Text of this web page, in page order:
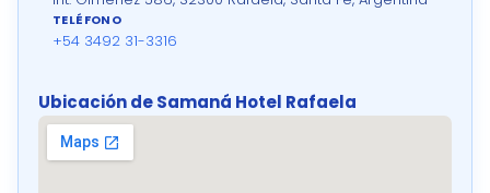
TELÉFONO
+54 3492 31-3316
Ubicación de Samaná Hotel Rafaela